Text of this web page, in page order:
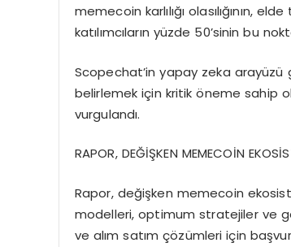
memecoin karlılığı olasılığının,
katılımcıların yüzde 50’sinin bu
Scopechat’in yapay zeka arayüzü
belirlemek için kritik öneme sahip
vurgulandı.
RAPOR, DEĞİŞKEN MEMECOİN
Rapor, değişken memecoin
modelleri, optimum stratejiler ve
ve alım satım çözümleri için